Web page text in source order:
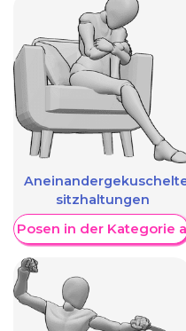
sitzhaltungen
Posen in der Kategorie